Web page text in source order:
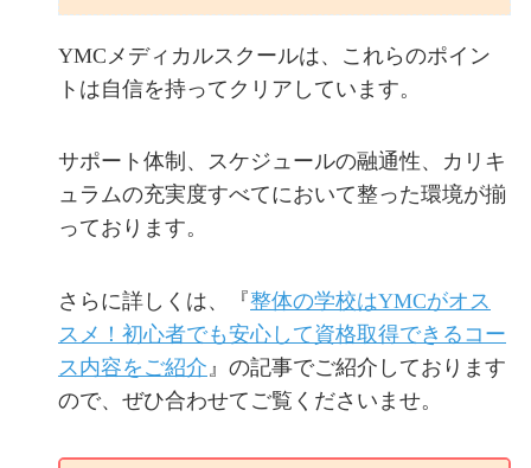
YMCメディカルスクールは、これらのポイン
トは自信を持ってクリアしています。
サポート体制、スケジュールの融通性、カリキ
ュラムの充実度すべてにおいて整った環境が揃
っております。
さらに詳しくは、『整体の学校はYMCがオス
スメ！初心者でも安心して資格取得できるコー
ス内容をご紹介 』の記事でご紹介しております
ので、ぜひ合わせてご覧くださいませ。